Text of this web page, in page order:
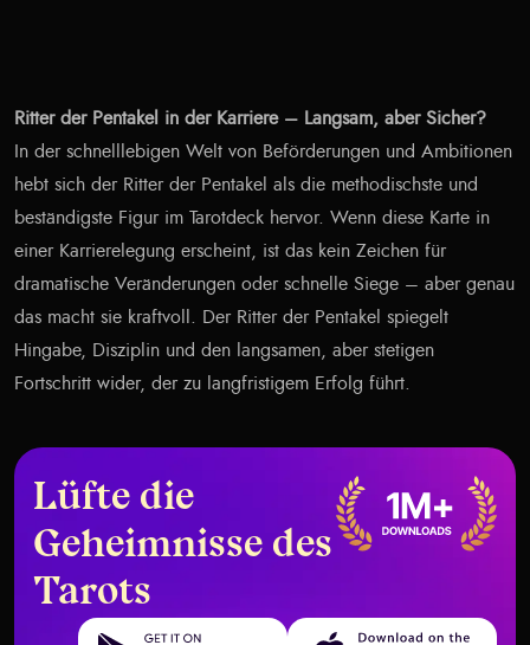
Ritter der Pentakel in der Karriere – Langsam, aber Sicher?
In der schnelllebigen Welt von Beförderungen und Ambitionen
hebt sich der Ritter der Pentakel als die methodischste und
beständigste Figur im Tarotdeck hervor. Wenn diese Karte in
einer Karrierelegung erscheint, ist das kein Zeichen für
dramatische Veränderungen oder schnelle Siege – aber genau
das macht sie kraftvoll. Der Ritter der Pentakel spiegelt
Hingabe, Disziplin und den langsamen, aber stetigen
Fortschritt wider, der zu langfristigem Erfolg führt.
Lüfte die
Geheimnisse des
Tarots
Get it on Google Play Download on the App Store